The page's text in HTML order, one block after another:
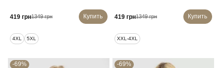
419 грн1349 грн Купить
4XL 5XL
419 грн1349 грн Купить
XXL-4XL
-69% -69%